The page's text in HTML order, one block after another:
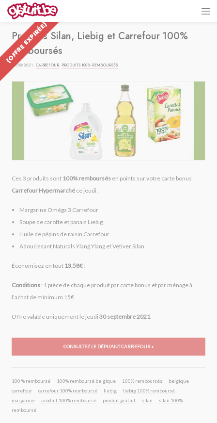
{OFFRE EXPIRÉE}
Produits Silan, Liebig et Carrefour 100%
remboursés
27/09/2021 ·CARREFOUR, PRODUITS 100% REMBOURSÉS
Ces 3 produits sont 100% remboursés en points sur votre carte bonus
Carrefour Hypermarché ce jeudi :
Margarine Oméga 3 Carrefour
Soupe de carotte et panais Liebig
Huile de pépins de raisin Carrefour
Adoucissant Naturals Ylang Ylang et Vetiver Silan
Économisez en tout 13,58€ !
Conditions : 1 pièce de chaque produit par carte bonus et par ménage à
l’achat de minimum 15€.
Offre valable uniquement le jeudi 30 septembre 2021.
CONSULTEZ LE DÉPLIANT CARREFOUR »
100 % remboursé 100% remboursé belgique 100% remboursés
belgique
carrefour
carrefour 100% remboursé liebig
liebig 100% remboursé
margarine
produit 100% remboursé produit gratuit silan
silan 100%
remboursé